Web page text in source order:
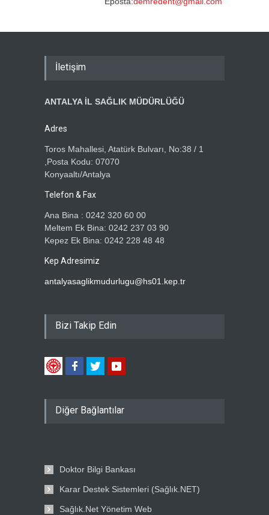
İletişim
ANTALYA İL SAĞLIK MÜDÜRLÜĞÜ
Adres
Toros Mahallesi, Atatürk Bulvarı, No:38 / 1
,Posta Kodu: 07070
Konyaaltı/Antalya
Telefon & Fax
Ana Bina : 0242 320 60 00
Meltem Ek Bina: 0242 237 03 90
Kepez Ek Bina: 0242 228 48 48
Kep Adresimiz
antalyasaglikmudurlugu@hs01.kep.tr
Bizi Takip Edin
Diğer Bağlantılar
Doktor Bilgi Bankası
Karar Destek Sistemleri (Sağlık.NET)
Sağlık.Net Yönetim Web